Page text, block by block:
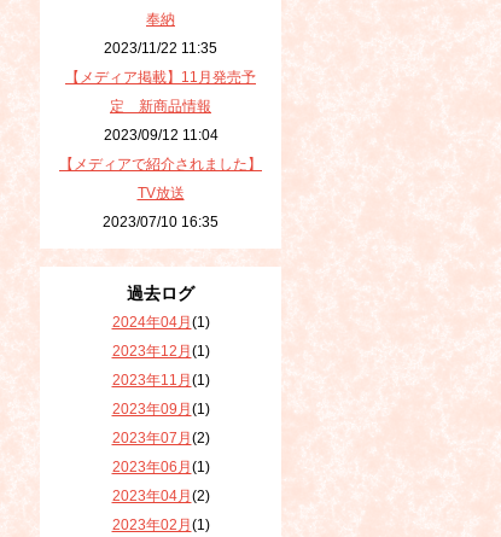
奉納
2023/11/22 11:35
【メディア掲載】11月発売予
定 新商品情報
2023/09/12 11:04
【メディアで紹介されました】
TV放送
2023/07/10 16:35
過去ログ
2024年04月 (1)
2023年12月 (1)
2023年11月 (1)
2023年09月 (1)
2023年07月 (2)
2023年06月 (1)
2023年04月 (2)
2023年02月 (1)